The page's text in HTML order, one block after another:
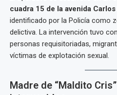
cuadra 15 de la avenida
identificado por la Policía como
delictiva. La intervención tuvo
personas requisitoriadas,
víctimas de explotación sexual.
Madre de “Maldito